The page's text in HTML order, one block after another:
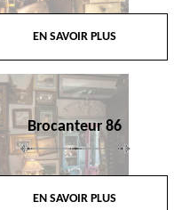
EN SAVOIR PLUS
Brocanteur 86
EN SAVOIR PLUS